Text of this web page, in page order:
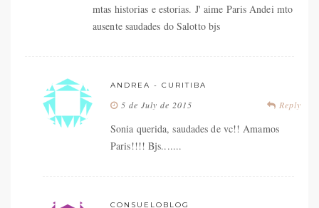
mtas historias e estorias. J' aime Paris Andei mto
ausente saudades do Salotto bjs
ANDREA - CURITIBA
Reply
5 de July de 2015
Sonia querida, saudades de vc!! Amamos
Paris!!!! Bjs.......
CONSUELOBLOG